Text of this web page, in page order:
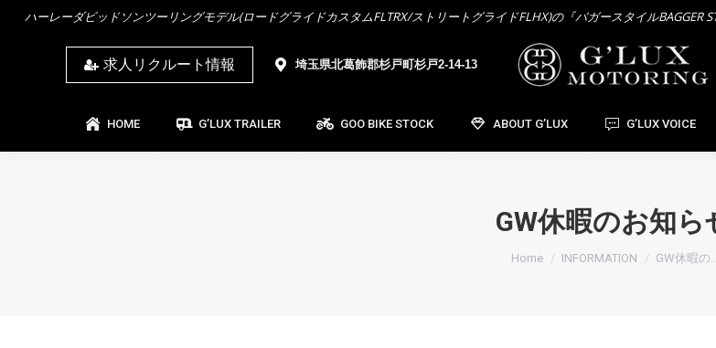
ハーレーダビッドソンツーリングモデル(ロードグライドカスタムFLTRX/ストリートグライドFLHX)の『バガースタイルBAGGER
求人リクルート情報 埼玉県北葛飾郡杉戸町杉戸2-14-13
HOME G’LUX TRAILER GOO BIKE STOCK ABOUT G’LUX G’LUX VOICE
GW休暇のお知ら
You are here:
Home INFORMATION GW休暇の